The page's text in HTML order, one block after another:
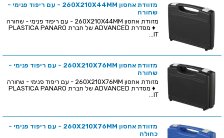
מזוודת אחסון 260X210X44MM - עם ריפוד פנימי -
שחורה
מזוודת אחסון 260X210X44MM - עם ריפוד פנימי - שחורה
♦ מסדרת ADVANCED של חברת PLASTICA PANARO
IT...
מזוודת אחסון 260X210X76MM - עם ריפוד פנימי -
שחורה
מזוודת אחסון 260X210X76MM - עם ריפוד פנימי - שחורה
♦ מסדרת ADVANCED של חברת PLASTICA PANARO
IT...
מזוודת אחסון 260X210X76MM - עם ריפוד פנימי -
כחולה